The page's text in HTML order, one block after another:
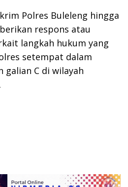
Polres Buleleng hingga
respons atau
langkah hukum yang
setempat dalam
galian C di wilayah